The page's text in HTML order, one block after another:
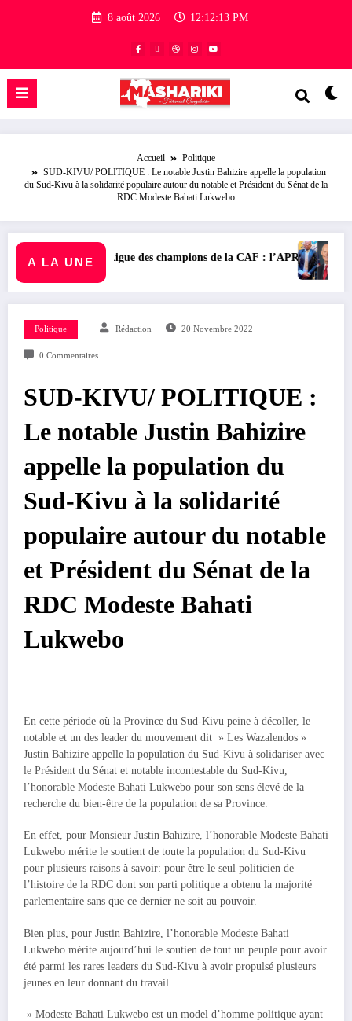
8 août 2026 12:12:14 PM
Accueil
Politique
SUD-KIVU/ POLITIQUE : Le notable Justin Bahizire appelle la population
du Sud-Kivu à la solidarité populaire autour du notable et Président du Sénat de la
RDC Modeste Bahati Lukwebo
A LA UNE
des champions de la CAF : l’APR FC sollicite la délocalisation de son
NEW-YORK/ SOCIÉTÉ :
Politique Rédaction 20 Novembre 2022
0 Commentaires
SUD-KIVU/ POLITIQUE :
Le notable Justin Bahizire
appelle la population du
Sud-Kivu à la solidarité
populaire autour du notable
et Président du Sénat de la
RDC Modeste Bahati
Lukwebo
En cette période où la Province du Sud-Kivu peine à décoller, le
notable et un des leader du mouvement dit » Les Wazalendos »
Justin Bahizire appelle la population du Sud-Kivu à solidariser avec
le Président du Sénat et notable incontestable du Sud-Kivu,
l’honorable Modeste Bahati Lukwebo pour son sens élevé de la
recherche du bien-être de la population de sa Province.
En effet, pour Monsieur Justin Bahizire, l’honorable Modeste Bahati
Lukwebo mérite le soutient de toute la population du Sud-Kivu
pour plusieurs raisons à savoir: pour être le seul politicien de
l’histoire de la RDC dont son parti politique a obtenu la majorité
parlementaire sans que ce dernier ne soit au pouvoir.
Bien plus, pour Justin Bahizire, l’honorable Modeste Bahati
Lukwebo mérite aujourd’hui le soutien de tout un peuple pour avoir
été parmi les rares leaders du Sud-Kivu à avoir propulsé plusieurs
jeunes en leur donnant du travail.
» Modeste Bahati Lukwebo est un model d’homme politique ayant